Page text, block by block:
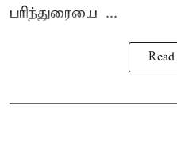
பரிந்துரையை ...